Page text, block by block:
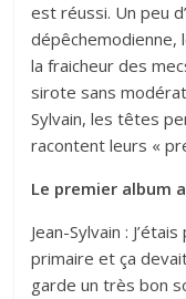
est réussi. Un peu
dépêchemodienne,
la fraicheur des
sirote sans
Sylvain, les têtes
racontent leurs «
Le premier album
Jean-Sylvain :
primaire et ça
garde un très bon